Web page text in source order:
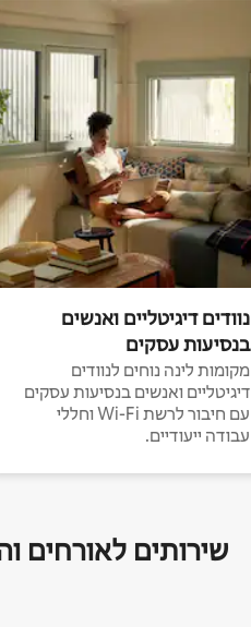
נוודים דיגיטליים ואנשים
בנסיעות עסקים
מקומות לינה נוחים לנוודים
דיגיטליים ואנשים בנסיעות עסקים
עם חיבור לרשת Wi-Fi וחללי
עבודה ייעודיים.
שירותים לאורחים